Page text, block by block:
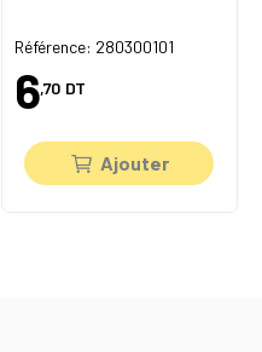
Référence: 280300101
6,70 DT
Ajouter